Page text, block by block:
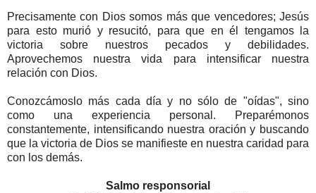
Precisamente con Dios somos más que vencedores; Jesús
para esto murió y resucitó, para que en él tengamos la
victoria sobre nuestros pecados y debilidades.
Aprovechemos nuestra vida para intensificar nuestra
relación con Dios.
Conozcámoslo más cada día y no sólo de "oídas", sino
como una experiencia personal. Preparémonos
constantemente, intensificando nuestra oración y buscando
que la victoria de Dios se manifieste en nuestra caridad para
con los demás.
Salmo responsorial